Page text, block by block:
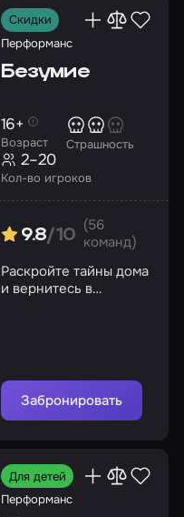
Скидки
Перформанс
Безумие
Возраст
16+
Страшность
Кол-во игроков
2–20
9.8/10
(56
команд)
Раскройте тайны дома
и вернитесь в
Забронировать
Для детей
Перформанс